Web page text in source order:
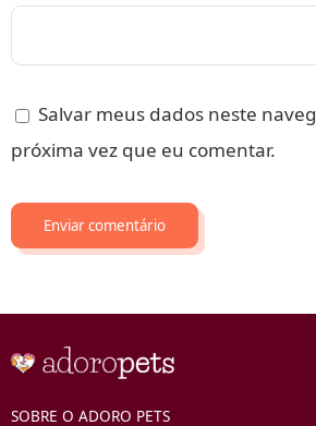
Salvar meus dados neste
próxima vez que eu comentar.
SOBRE O ADORO PETS